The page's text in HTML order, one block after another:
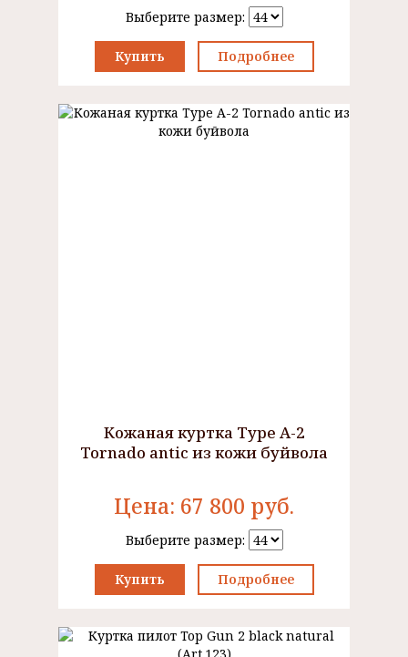
Выберите размер:
Купить Подробнее
Кожаная куртка Type A-2
Tornado antic из кожи буйвола
Цена: 67 800 руб.
Выберите размер:
Купить Подробнее